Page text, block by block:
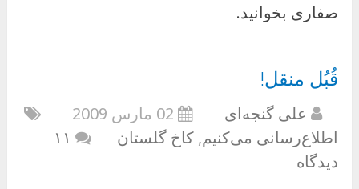
صفاری بخوانید.
قُبُل منقل!
علی گنجه‌ای
02 مارس 2009
اطلاع‌رسانی می‌کنیم,کاخ گلستان
۱۱
دیدگاه